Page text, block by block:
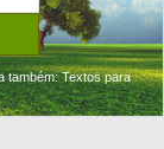
também:Textos para